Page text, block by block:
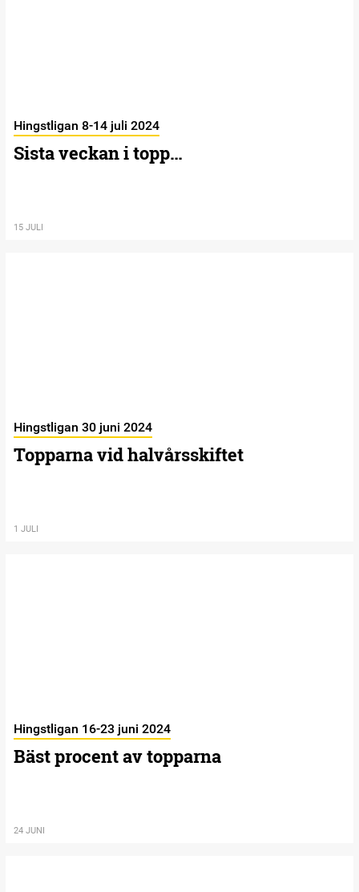
Hingstligan 8-14 juli 2024
Sista veckan i topp…
15 JULI
Hingstligan 30 juni 2024
Topparna vid halvårsskiftet
1 JULI
Hingstligan 16-23 juni 2024
Bäst procent av topparna
24 JUNI